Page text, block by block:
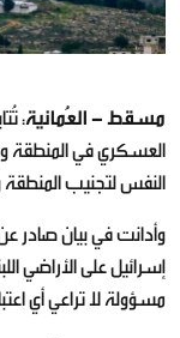
مسقط - العُمانية:
العسكري في المنطقة
النفس لتجنيب
وأدانت في بيان صادر عن
إسرائيل على الأراضي
مسؤولة لا تراعي أي